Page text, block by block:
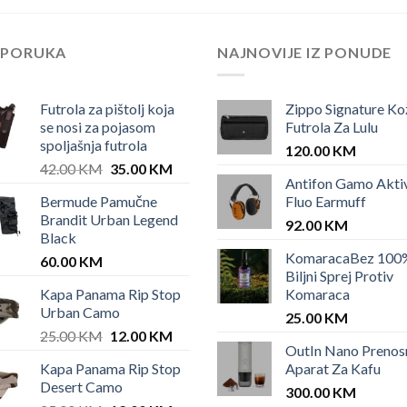
Futrola za pištolj koja
se nosi za pojasom
spoljašnja futrola
42.00KM Original
was:
42.00 KM.
35.00 KMCurrent
35.00 KM.
Bermude Pamučne
Brandit Urban Legend
Black
60.00 KM
Kapa Panama Rip Stop
Urban Camo
25.00KM Original
was:
25.00 KM.
12.00 KMCurrent
is:
12.00 KM.
Kapa Panama Rip Stop
Desert Camo
NAJNOVIJE IZ PONUDE
Zippo Signature
Futrola Za Lulu
120.00 KM
Antifon Gamo
Fluo Earmuff
92.00 KM
KomaracaBez
Biljni Sprej Protiv
Komaraca
25.00 KM
OutIn Nano
Aparat Za Kafu
300.00 KM